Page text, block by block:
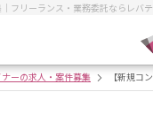
フリーランス・業務委託ならレバ
ーの求人・案件募集 【新規コ